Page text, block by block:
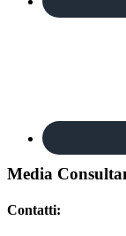
Footer
Media
Contatti: